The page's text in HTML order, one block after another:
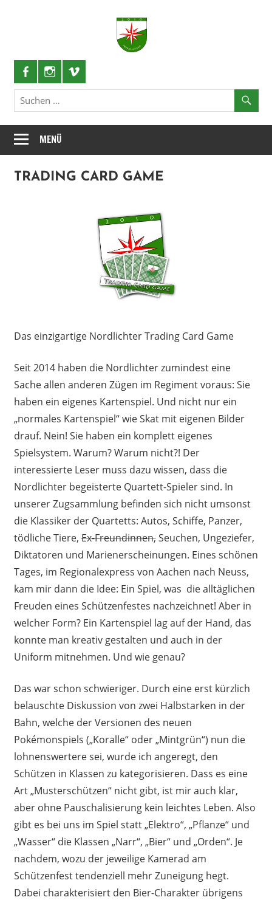
Schützenlustzug
MENÜ
TRADING CARD GAME
Das einzigartige Nordlichter Trading Card Game
Seit 2014 haben die Nordlichter zumindest eine
Sache allen anderen Zügen im Regiment voraus: Sie
haben ein eigenes Kartenspiel. Und nicht nur ein
„normales Kartenspiel“ wie Skat mit eigenen Bilder
drauf. Nein! Sie haben ein komplett eigenes
Spielsystem. Warum? Warum nicht?! Der
interessierte Leser muss dazu wissen, dass die
Nordlichter begeisterte Quartett-Spieler sind. In
unserer Zugsammlung befinden sich nicht umsonst
die Klassiker der Quartetts: Autos, Schiffe, Panzer,
tödliche Tiere,Ex-Freundinnen,Seuchen, Ungeziefer,
Diktatoren und Marienerscheinungen. Eines schönen
Tages, im Regionalexpress von Aachen nach Neuss,
kam mir dann die Idee: Ein Spiel, was die alltäglichen
Freuden eines Schützenfestes nachzeichnet! Aber in
welcher Form? Ein Kartenspiel lag auf der Hand, das
konnte man kreativ gestalten und auch in der
Uniform mitnehmen. Und wie genau?
Das war schon schwieriger. Durch eine erst kürzlich
belauschte Diskussion von zwei Halbstarken in der
Bahn, welche der Versionen des neuen
Pokémonspiels („Koralle“ oder „Mintgrün“) nun die
lohnenswertere sei, wurde ich angeregt, den
Schützen in Klassen zu kategorisieren. Dass es eine
Art „Musterschützen“ nicht gibt, ist mir auch klar,
aber ohne Pauschalisierung kein leichtes Leben. Also
gibt es bei uns im Spiel statt „Elektro“, „Pflanze“ und
„Wasser“ die Klassen „Narr“, „Bier“ und „Orden“. Je
nachdem, wozu der jeweilige Kamerad am
Schützenfest tendenziell mehr Zuneigung hegt.
Dabei charakterisiert den Bier-Charakter übrigens